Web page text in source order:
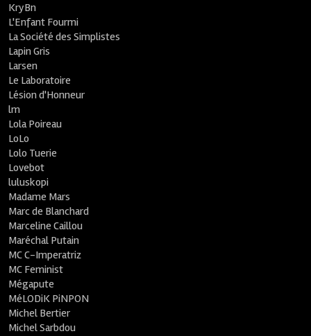
KryBn
L'Enfant Fourmi
La Société des Simplistes
Lapin Gris
Larsen
Le Laboratoire
Lésion d'Honneur
lm
Lola Poireau
LoLo
Lolo Tuerie
Lovebot
luluskopi
Madame Mars
Marc de Blanchard
Marceline Caillou
Maréchal Putain
MC C-Imperatriz
MC Feminist
Mégapute
MéLODiK PiNPON
Michel Bertier
Michel Sarbdou